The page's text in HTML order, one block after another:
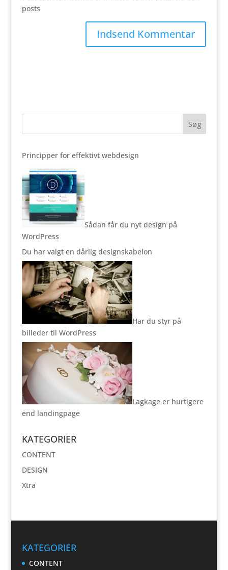
posts
Principper for effektivt webdesign
Sådan får du nyt design på
WordPress
Du har valgt en dårlig designskabelon
Har du styr på
billeder til WordPress
Lagkage er hurtigere
end landingpage
KATEGORIER
CONTENT
DESIGN
Xtra
KATEGORIER
CONTENT